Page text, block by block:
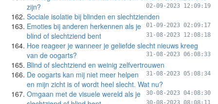
zijn?
02-09-2023 12:09:19
Sociale isolatie bij blinden en slechtzienden
01-09-2023 02:09:17
Emoties bij anderen herkennen als je
blind of slechtziend bent
31-08-2023 12:08:18
Hoe reageer je wanneer je geliefde slecht nieuws kreeg
van de oogarts?
31-08-2023 06:08:33
Blind of slechtziend en weinig zelfvertrouwen
31-08-2023 05:08:34
De oogarts kan mij niet meer helpen
en mijn zicht is of wordt heel slecht. Wat nu?
30-08-2023 04:08:30
Omgaan met de visuele wereld als je
30-08-2023 08:08:11